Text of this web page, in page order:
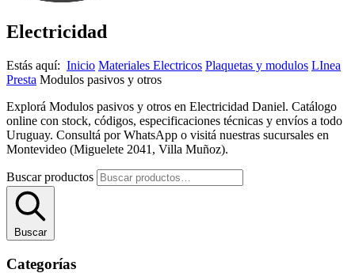
Electricidad
Estás aquí: Inicio Materiales Electricos Plaquetas y modulos LInea
Presta Modulos pasivos y otros
Explorá Modulos pasivos y otros en Electricidad Daniel. Catálogo
online con stock, códigos, especificaciones técnicas y envíos a todo
Uruguay. Consultá por WhatsApp o visitá nuestras sucursales en
Montevideo (Miguelete 2041, Villa Muñoz).
Buscar productos
Buscar
Categorías